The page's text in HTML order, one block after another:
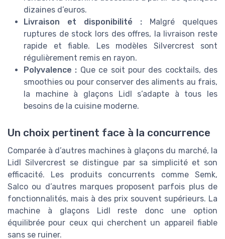
dizaines d’euros.
Livraison et disponibilité : Malgré quelques
ruptures de stock lors des offres, la livraison reste
rapide et fiable. Les modèles Silvercrest sont
régulièrement remis en rayon.
Polyvalence : Que ce soit pour des cocktails, des
smoothies ou pour conserver des aliments au frais,
la machine à glaçons Lidl s’adapte à tous les
besoins de la cuisine moderne.
Un choix pertinent face à la concurrence
Comparée à d’autres machines à glaçons du marché, la
Lidl Silvercrest se distingue par sa simplicité et son
efficacité. Les produits concurrents comme Semk,
Salco ou d’autres marques proposent parfois plus de
fonctionnalités, mais à des prix souvent supérieurs. La
machine à glaçons Lidl reste donc une option
équilibrée pour ceux qui cherchent un appareil fiable
sans se ruiner.